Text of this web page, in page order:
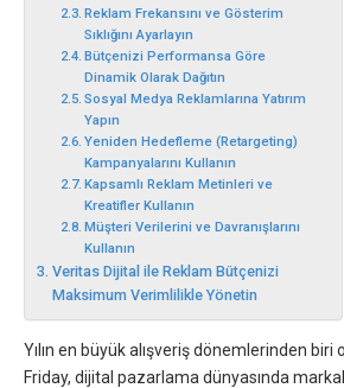
Reklam Frekansını ve Gösterim
Sıklığını Ayarlayın
Bütçenizi Performansa Göre
Dinamik Olarak Dağıtın
Sosyal Medya Reklamlarına Yatırım
Yapın
Yeniden Hedefleme (Retargeting)
Kampanyalarını Kullanın
Kapsamlı Reklam Metinleri ve
Kreatifler Kullanın
Müşteri Verilerini ve Davranışlarını
Kullanın
Veritas Dijital ile Reklam Bütçenizi
Maksimum Verimlilikle Yönetin
Yılın en büyük alışveriş dönemlerinden biri
Friday, dijital pazarlama dünyasında